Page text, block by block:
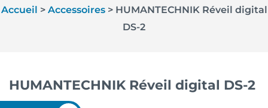
Accueil > Accessoires> HUMANTECHNIK Réveil digital
DS-2
HUMANTECHNIK Réveil digital DS-2